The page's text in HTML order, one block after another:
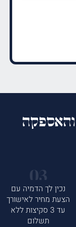
והאספקה
נכין לך הדמיה עם
הצעת מחיר לאישורך
עד 3 סקיצות ללא
תשלום